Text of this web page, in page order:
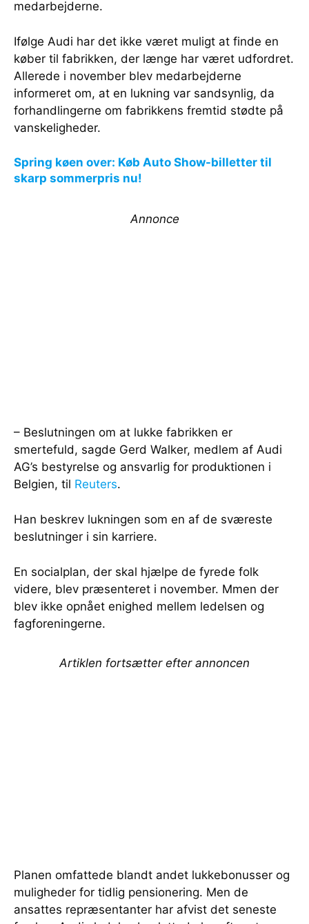
medarbejderne.
Ifølge Audi har det ikke været muligt at finde en
køber til fabrikken, der længe har været udfordret.
Allerede i november blev medarbejderne
informeret om, at en lukning var sandsynlig, da
forhandlingerne om fabrikkens fremtid stødte på
vanskeligheder.
Spring køen over: Køb Auto Show-billetter til
skarp sommerpris nu!
Annonce
– Beslutningen om at lukke fabrikken er
smertefuld, sagde Gerd Walker, medlem af Audi
AG’s bestyrelse og ansvarlig for produktionen i
Belgien, til Reuters.
Han beskrev lukningen som en af de sværeste
beslutninger i sin karriere.
En socialplan, der skal hjælpe de fyrede folk
videre, blev præsenteret i november. Mmen der
blev ikke opnået enighed mellem ledelsen og
fagforeningerne.
Artiklen fortsætter efter annoncen
Planen omfattede blandt andet lukkebonusser og
muligheder for tidlig pensionering. Men de
ansattes repræsentanter har afvist det seneste